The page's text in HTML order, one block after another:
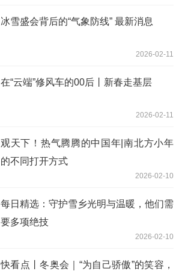
冰雪盛会背后的“气象防线” 最新消息
2026-02-11
在“云端”修风车的00后丨新春走基层
2026-02-11
观天下！热气腾腾的中国年|南北方小年
的不同打开方式
2026-02-10
每日精选：守护雪乡光明与温暖，他们需
要多项绝技
2026-02-10
快看点丨冬奥会｜“为自己骄傲”的笑容，